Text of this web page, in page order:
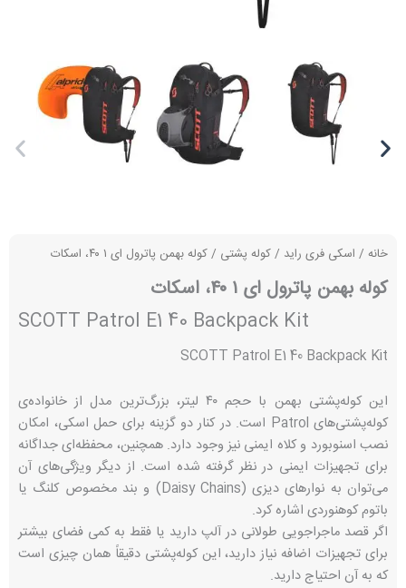
خانه / اسکی فری راید /کوله پشتی / کوله بهمن پاترول ای ۱ ۴۰، اسکات
کوله بهمن پاترول ای ۱ ۴۰، اسکات
SCOTT Patrol E1 40 Backpack Kit
SCOTT Patrol E1 40 Backpack Kit
این کوله‌پشتی بهمن با حجم ۴۰ لیتر، بزرگ‌ترین مدل از خانواده‌ی
کوله‌پشتی‌های Patrol است. در کنار دو گزینه برای حمل اسکی، امکان
نصب اسنوبورد و کلاه ایمنی نیز وجود دارد. همچنین، محفظه‌ای جداگانه
برای تجهیزات ایمنی در نظر گرفته شده است. از دیگر ویژگی‌های آن
می‌توان به نوارهای دیزی (Daisy Chains) و بند مخصوص کلنگ یا
باتوم کوهنوردی اشاره کرد.
اگر قصد ماجراجویی طولانی در آلپ دارید یا فقط به کمی فضای بیشتر
برای تجهیزات اضافه نیاز دارید، این کوله‌پشتی دقیقاً همان چیزی است
که به آن احتیاج دارید.